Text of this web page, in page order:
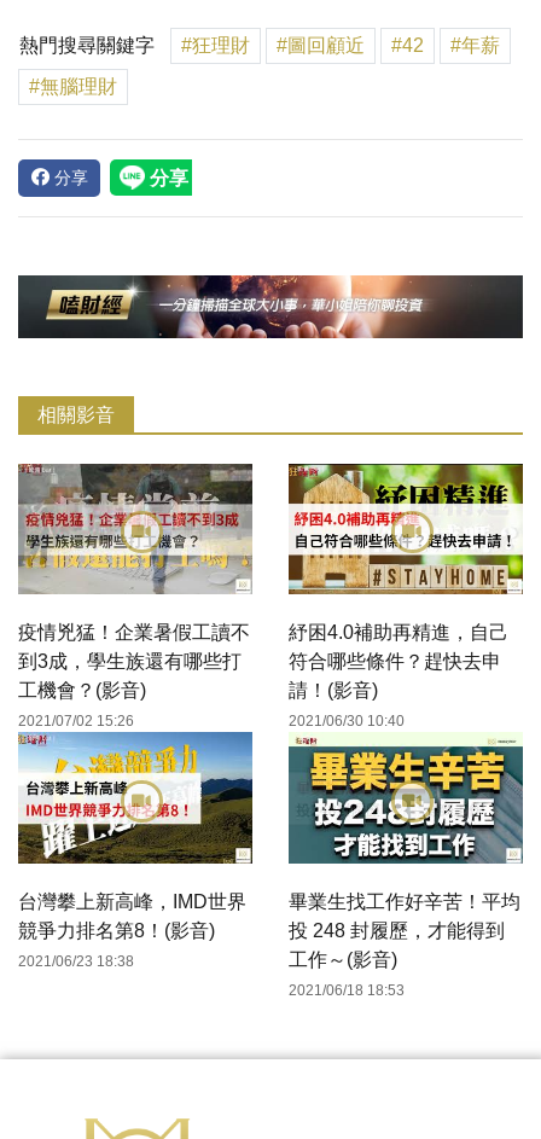
熱門搜尋關鍵字 #狂理財 #圖回顧近 #42
#年薪
#無腦理財
分享
相關影音
疫情兇猛！企業暑假工讀不
到3成，學生族還有哪些打
工機會？(影音)
2021/07/02 15:26
紓困4.0補助再精進，自己
符合哪些條件？趕快去申
請！(影音)
2021/06/30 10:40
台灣攀上新高峰，IMD世界
競爭力排名第8！(影音)
2021/06/23 18:38
畢業生找工作好辛苦！平均
投 248 封履歷，才能得到
工作～(影音)
2021/06/18 18:53